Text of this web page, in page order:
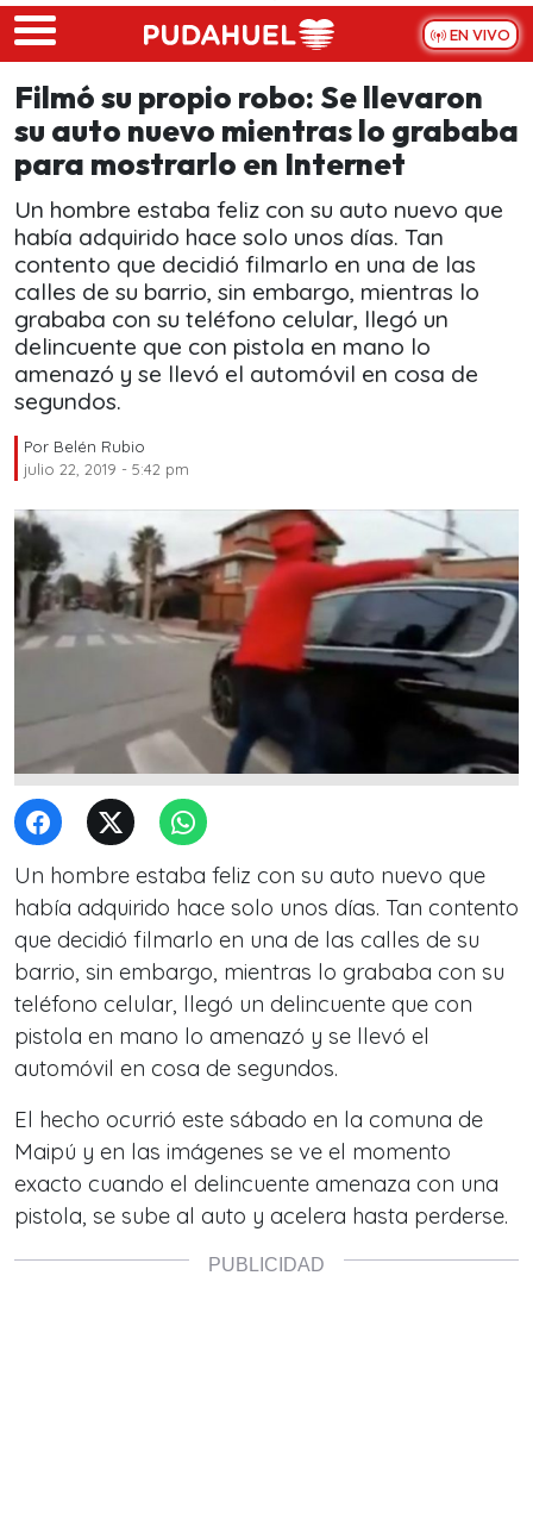
Skip to main content
EN VIVO
Filmó su propio robo: Se llevaron
su auto nuevo mientras lo grababa
para mostrarlo en Internet
Un hombre estaba feliz con su auto nuevo que
había adquirido hace solo unos días. Tan
contento que decidió filmarlo en una de las
calles de su barrio, sin embargo, mientras lo
grababa con su teléfono celular, llegó un
delincuente que con pistola en mano lo
amenazó y se llevó el automóvil en cosa de
segundos.
Por Belén Rubio
julio 22, 2019 - 5:42 pm
Un hombre estaba feliz con su auto nuevo que
había adquirido hace solo unos días. Tan contento
que decidió filmarlo en una de las calles de su
barrio, sin embargo, mientras lo grababa con su
teléfono celular, llegó un delincuente que con
pistola en mano lo amenazó y se llevó el
automóvil en cosa de segundos.
El hecho ocurrió este sábado en la comuna de
Maipú y en las imágenes se ve el momento
exacto cuando el delincuente amenaza con una
pistola, se sube al auto y acelera hasta perderse.